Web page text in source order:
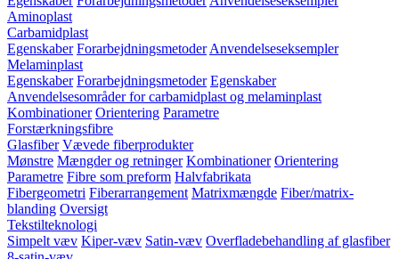
Aminoplast
Carbamidplast
Egenskaber Forarbejdningsmetoder Anvendelseseksempler
Melaminplast
Egenskaber Forarbejdningsmetoder Egenskaber
Anvendelsesområder for carbamidplast og melaminplast
Kombinationer Orientering Parametre
Forstærkningsfibre
Glasfiber Vævede fiberprodukter
Mønstre Mængder og retninger Kombinationer Orientering
Parametre Fibre som preform Halvfabrikata
Fibergeometri Fiberarrangement Matrixmængde Fiber/matrix-
blanding Oversigt
Tekstilteknologi
Simpelt væv Kiper-væv Satin-væv Overfladebehandling af glasfiber